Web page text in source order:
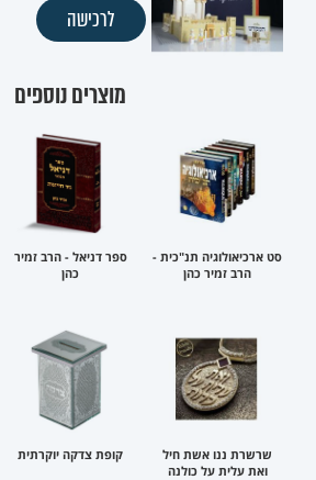
לרכישה
מוצרים נוספים
סט ארכיאולוגיה תנ"כית -
הרב זמיר כהן
ספר דניאל - הרב זמיר
כהן
שרשרת ננו אשת חיל
ואת עלית על כולנה
קופת צדקה יוקרתית